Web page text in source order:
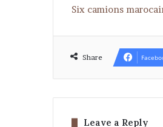
Six camions
Share
Leave a Reply